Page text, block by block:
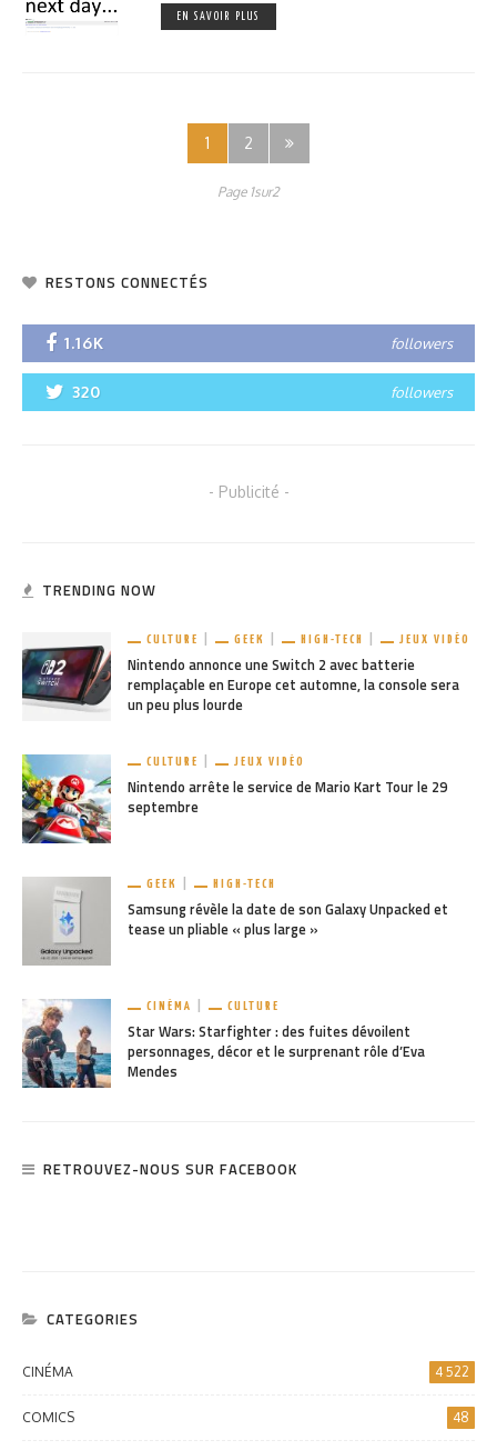
EN SAVOIR PLUS
1 2
Page 1sur2
RESTONS CONNECTÉS
1.16K followers
320 followers
- Publicité -
TRENDING NOW
CULTURE GEEK HIGH-TECH JEUX VIDÉO
Nintendo annonce une Switch 2 avec batterie
remplaçable en Europe cet automne, la console sera
un peu plus lourde
CULTURE JEUX VIDÉO
Nintendo arrête le service de Mario Kart Tour le 29
septembre
GEEK HIGH-TECH
Samsung révèle la date de son Galaxy Unpacked et
tease un pliable « plus large »
CINÉMA CULTURE
Star Wars: Starfighter : des fuites dévoilent
personnages, décor et le surprenant rôle d’Eva
Mendes
RETROUVEZ-NOUS SUR FACEBOOK
CATEGORIES
CINÉMA 4 522
COMICS 48